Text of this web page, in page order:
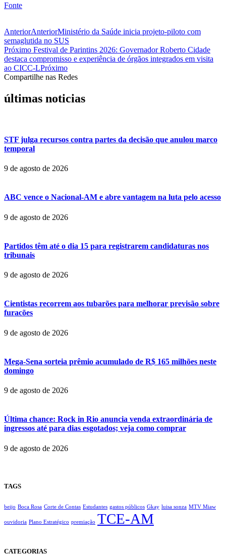
Fonte
AnteriorAnteriorMinistério da Saúde inicia projeto-piloto com
semaglutida no SUS
Próximo Festival de Parintins 2026: Governador Roberto Cidade
destaca compromisso e experiência de órgãos integrados em visita
ao CICC-LPróximo
Compartilhe nas Redes
últimas noticias
STF julga recursos contra partes da decisão que anulou marco
temporal
9 de agosto de 2026
ABC vence o Nacional-AM e abre vantagem na luta pelo acesso
9 de agosto de 2026
Partidos têm até o dia 15 para registrarem candidaturas nos
tribunais
9 de agosto de 2026
Cientistas recorrem aos tubarões para melhorar previsão sobre
furacões
9 de agosto de 2026
Mega-Sena sorteia prêmio acumulado de R$ 165 milhões neste
domingo
9 de agosto de 2026
Última chance: Rock in Rio anuncia venda extraordinária de
ingressos até para dias esgotados; veja como comprar
9 de agosto de 2026
TAGS
beijo Boca Rosa Corte de Contas Estudantes gastos públicos Gkay luisa sonza MTV Miaw
ouvidoria Plano Estratégico premiação TCE-AM
CATEGORIAS